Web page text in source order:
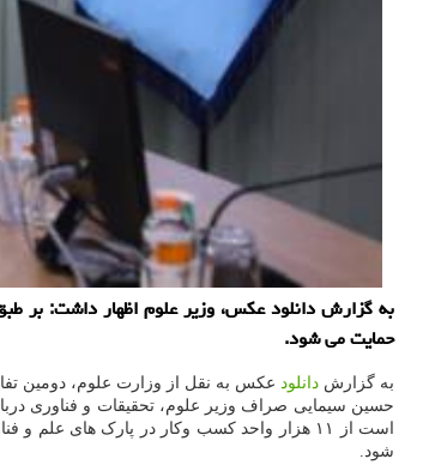
حمایت می شود.
به گزارش دانلود عکس به نقل از وزارت علوم، دومین
حسین سیمایی صراف وزیر علوم، تحقیقات و فناوری
است از ۱۱ هزار واحد کسب وکار در پارک های
شود.